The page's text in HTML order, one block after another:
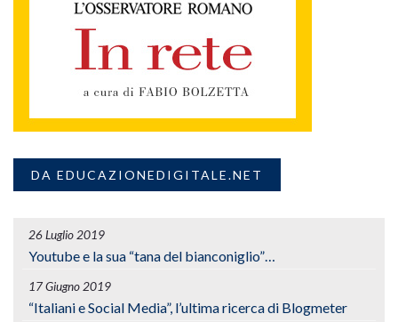
DA EDUCAZIONEDIGITALE.NET
26 Luglio 2019
Youtube e la sua “tana del bianconiglio”…
17 Giugno 2019
“Italiani e Social Media”, l’ultima ricerca di Blogmeter